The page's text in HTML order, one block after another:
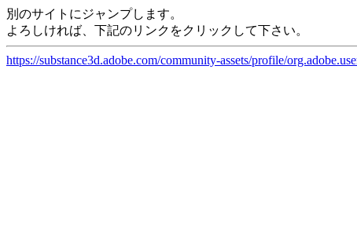
別のサイトにジャンプします。
よろしければ、下記のリンクをクリックして下さい。
https://substance3d.adobe.com/community-assets/profile/